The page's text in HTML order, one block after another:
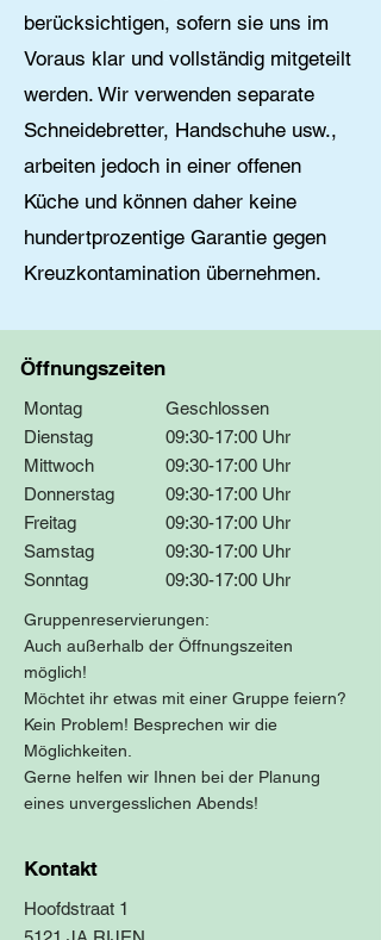
berücksichtigen, sofern sie uns im
Voraus klar und vollständig mitgeteilt
werden. Wir verwenden separate
Schneidebretter, Handschuhe usw.,
arbeiten jedoch in einer offenen
Küche und können daher keine
hundertprozentige Garantie gegen
Kreuzkontamination übernehmen.
Öffnungszeiten
Montag
Dienstag
Mittwoch
Donnerstag
Freitag
Samstag
Sonntag
Geschlossen
09:30-17:00 Uhr
09:30-17:00 Uhr
09:30-17:00 Uhr
09:30-17:00 Uhr
09:30-17:00 Uhr
09:30-17:00 Uhr
Gruppenreservierungen:
Auch außerhalb der Öffnungszeiten
möglich!
Möchtet ihr etwas mit einer Gruppe feiern?
Kein Problem! Besprechen wir die
Möglichkeiten.
Gerne helfen wir Ihnen bei der Planung
eines unvergesslichen Abends!
Kontakt
Hoofdstraat 1